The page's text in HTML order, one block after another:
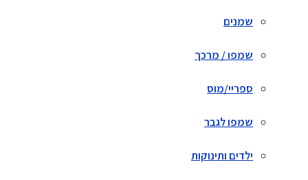
שמנים
שמפו / מרכך
ספריי/מוס
שמפו לגבר
ילדים ותינוקות